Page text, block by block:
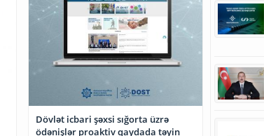
Dövlət icbari şəxsi sığorta üzrə
ödənişlər proaktiv qaydada təyin